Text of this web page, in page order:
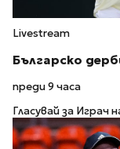
Livestream
Българско
преди 9 часа
Гласувай за